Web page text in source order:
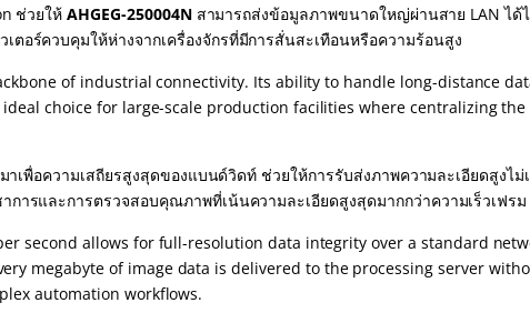
ช่วยให้AHGEG-250004Nสามารถส่งข้อมูลภาพขนาดใหญ่ผ่านสาย LAN ได้
ตอร์ควบคุมให้ห่างจากเครื่องจักรที่มีการสั่นสะเทือนหรือความร้อนสูง
of industrial connectivity. Its ability to handle long-distance
choice for large-scale production facilities where centralizing
าเพื่อความเสถียรสูงสุดของแบนด์วิดท์ ช่วยให้การรับส่งภาพความละเอียดสูงไ
การและการตรวจสอบคุณภาพที่เน้นความละเอียดสูงสุดมากกว่าความเร็วเฟรม
second allows for full-resolution data integrity over a standard
megabyte of image data is delivered to the processing server
automation workflows.